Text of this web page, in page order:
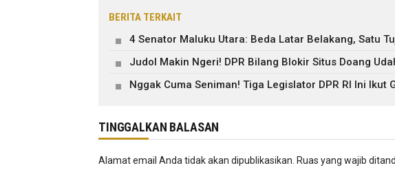
BERITA TERKAIT
4 Senator Maluku Utara: Beda Latar Belakang, Satu
Judol Makin Ngeri! DPR Bilang Blokir Situs Doang
Nggak Cuma Seniman! Tiga Legislator DPR RI Ini Ikut
TINGGALKAN BALASAN
Alamat email Anda tidak akan dipublikasikan. Ruas yang wajib